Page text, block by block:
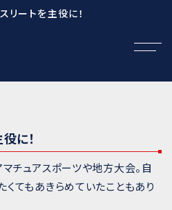
リートを主役に！
に！
チュアスポーツや地方大会。自
てもあきらめていたこともあり